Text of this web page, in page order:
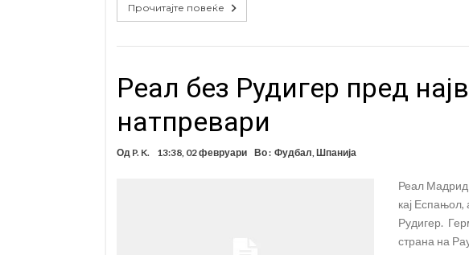
Прочитајте повеќе
Реал без Рудигер пред
натпревари
Од P. K. 13:38, 02 февруари Во : Фудбал Шпанија
Реал Мадрид
кај
Рудигер.
страна на